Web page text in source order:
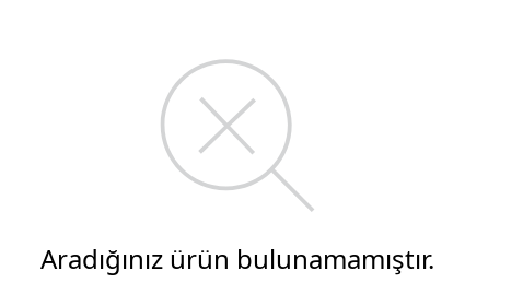
Aradığınız ürün bulunamamıştır.